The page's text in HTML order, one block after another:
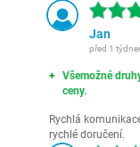
Jan
před 1
Všemožné
ceny.
Rychlá
rychlé doručení.